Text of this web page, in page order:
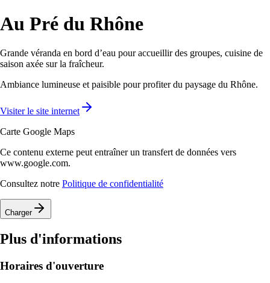
Au Pré du Rhône
Grande véranda en bord d’eau pour accueillir des groupes, cuisine de
saison axée sur la fraîcheur.
Ambiance lumineuse et paisible pour profiter du paysage du Rhône.
Visiter le site internet
Carte Google Maps
Ce contenu externe peut entraîner un transfert de données vers
www.google.com.
Consultez notre Politique de confidentialité
Charger
Plus d'informations
Horaires d'ouverture